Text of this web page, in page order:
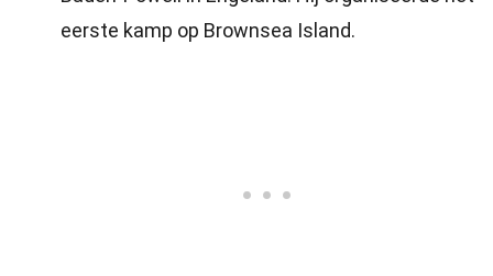
eerste kamp op Brownsea Island.